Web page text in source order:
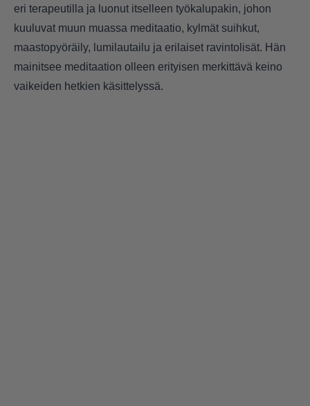
eri terapeutilla ja luonut itselleen työkalupakin, johon
kuuluvat muun muassa meditaatio, kylmät suihkut,
maastopyöräily, lumilautailu ja erilaiset ravintolisät. Hän
mainitsee meditaation olleen erityisen merkittävä keino
vaikeiden hetkien käsittelyssä.